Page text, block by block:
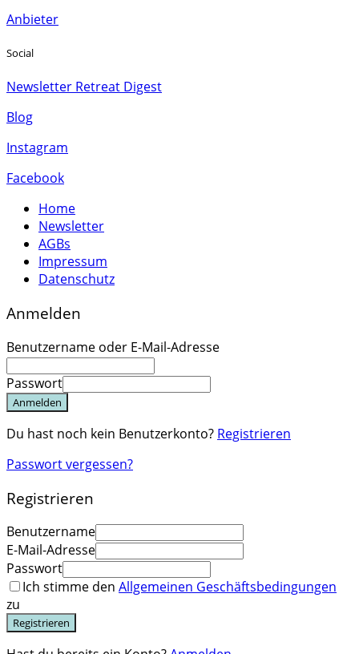
Anbieter
Social
Newsletter Retreat Digest
Blog
Instagram
Facebook
Home
Newsletter
AGBs
Impressum
Datenschutz
Anmelden
Benutzername oder E-Mail-Adresse
Passwort
Anmelden
Du hast noch kein Benutzerkonto? Registrieren
Passwort vergessen?
Registrieren
Benutzername
E-Mail-Adresse
Passwort
Ich stimme den Allgemeinen Geschäftsbedingungen
zu
Registrieren